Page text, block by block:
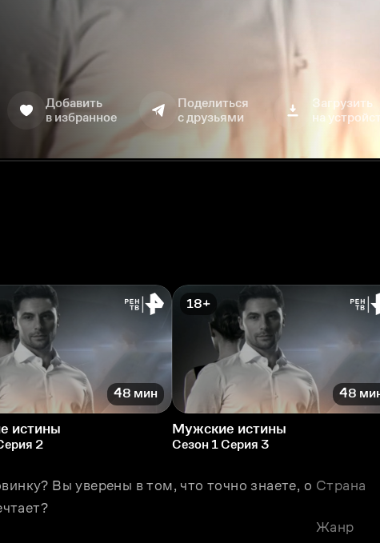
Добавить
в избранное
Поделиться
с друзьями
Загрузить
на
48 мин
истины
2
18+
48
Мужские истины
Сезон 1 Серия 3
Вы уверены в том, что точно знаете, о Страна
Жанр